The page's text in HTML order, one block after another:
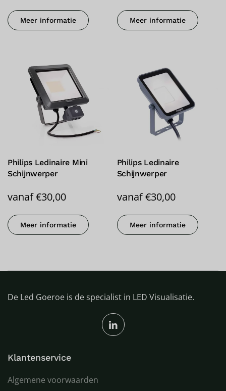
Meer informatie Meer informatie
Philips Ledinaire Mini
Schijnwerper
vanaf€30,00
Meer informatie
Philips Ledinaire
Schijnwerper
vanaf €30,00
Meer informatie
De Led Goeroe is de specialist in LED Visualisatie.
Klantenservice
Algemene voorwaarden